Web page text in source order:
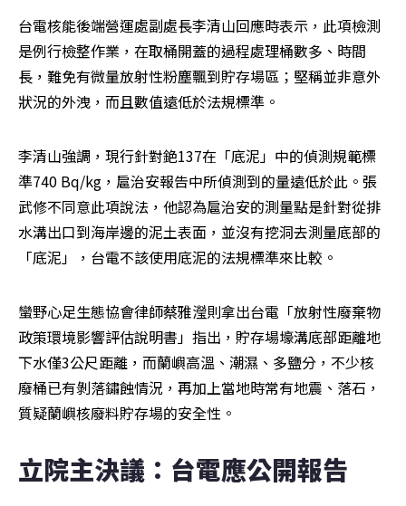
台電核能後端營運處副處長李清山回應時表示，此項檢測
是例行檢整作業，在取桶開蓋的過程處理桶數多、時間
長，難免有微量放射性粉塵飄到貯存場區；堅稱並非意外
狀況的外洩，而且數值遠低於法規標準。
李清山強調，現行針對銫137在「底泥」中的偵測規範標
準740 Bq/kg，扈治安報告中所偵測到的量遠低於此。張
武修不同意此項說法，他認為扈治安的測量點是針對從排
水溝出口到海岸邊的泥土表面，並沒有挖洞去測量底部的
「底泥」，台電不該使用底泥的法規標準來比較。
蠻野心足生態協會律師蔡雅瀅則拿出台電「放射性廢棄物
政策環境影響評估說明書」指出，貯存場壕溝底部距離地
下水僅3公尺距離，而蘭嶼高溫、潮濕、多鹽分，不少核
廢桶已有剝落鏽蝕情況，再加上當地時常有地震、落石，
質疑蘭嶼核廢料貯存場的安全性。
立院主決議：台電應公開報告